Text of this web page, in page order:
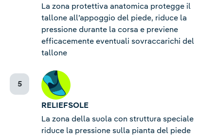
La zona protettiva anatomica protegge il
tallone all’appoggio del piede, riduce la
pressione durante la corsa e previene
efficacemente eventuali sovraccarichi del
tallone
RELIEFSOLE
La zona della suola con struttura speciale
riduce la pressione sulla pianta del piede